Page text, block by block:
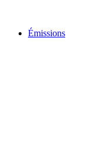
Émissions